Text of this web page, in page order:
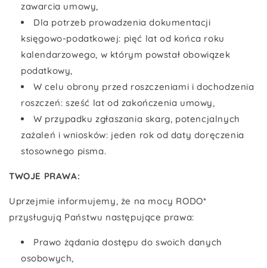
zawarcia umowy,
Dla potrzeb prowadzenia dokumentacji
księgowo-podatkowej: pięć lat od końca roku
kalendarzowego, w którym powstał obowiązek
podatkowy,
W celu obrony przed roszczeniami i dochodzenia
roszczeń: sześć lat od zakończenia umowy,
W przypadku zgłaszania skarg, potencjalnych
zażaleń i wniosków: jeden rok od daty doręczenia
stosownego pisma.
TWOJE PRAWA:
Uprzejmie informujemy, że na mocy RODO*
przysługują Państwu następujące prawa:
Prawo żądania dostępu do swoich danych
osobowych,